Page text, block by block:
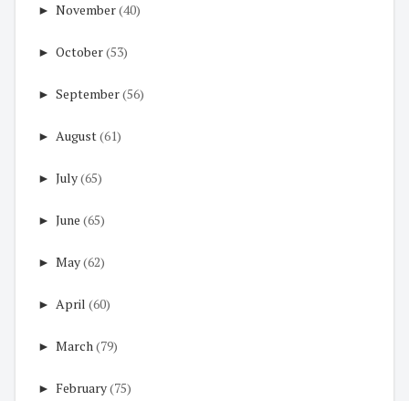
► November(40)
► October(53)
► September(56)
► August(61)
► July(65)
► June (65)
► May(62)
► April (60)
► March(79)
► February(75)